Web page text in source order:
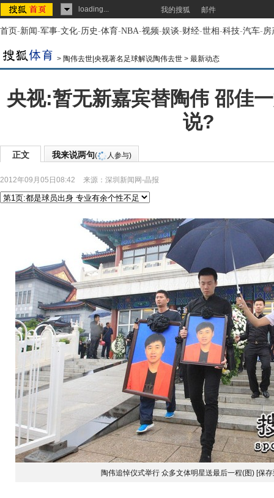
loading... 我的搜狐 邮件
首页-新闻-军事-文化-历史-体育-NBA-视频-娱谈-财经-世相-科技-汽车-房
> 陶伟去世|央视著名足球解说陶伟去世 > 最新动态
央视:暂无新嘉宾替陶伟 邵佳
说?
正文 我来说两句( 人参与)
2012年09月05日08:42 来源： 深圳新闻网-晶报
陶伟追悼仪式举行 众多文体明星送最后一程(图) [保